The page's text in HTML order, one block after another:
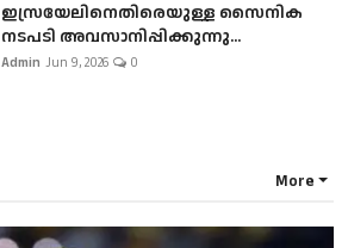
ഇസ്രയേലിനെതിരെയുള്ള സൈനിക
നടപടി അവസാനിപ്പിക്കുന്നു...
Admin Jun 9, 2026 0
More